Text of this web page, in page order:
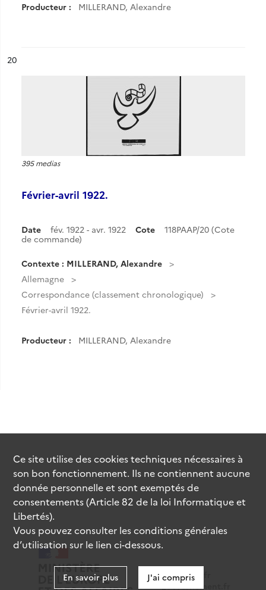
Producteur : MILLERAND, Alexandre
n°
20
395 medias
Février-avril 1922.
Date fév. 1922 - avr. 1922 Cote
118PAAP/20 (Cote
de commande)
Contexte : MILLERAND, Alexandre
Allemagne
Correspondance (classement chronologique)
Février-avril 1922.
Producteur : MILLERAND, Alexandre
data.gouv.fr
gouvernement.fr
Ce site utilise descookiestechniques nécessaires à
son bon fonctionnement. Ils ne contiennent aucune
donnée personnelle et sont exemptés de
consentements (Article 82 de la loi Informatique et
Libertés).
Vous pouvez consulter les conditions générales
d’utilisation sur le lien ci-dessous.
En savoir plus J'ai compris